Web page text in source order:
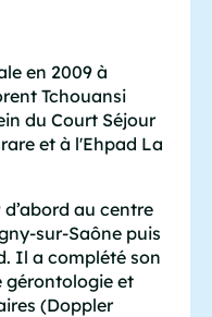
en 2009 à
Tchouansi
du Court Séjour
et à l'Ehpad La
au centre
sur-Saône puis
Il a complété son
gérontologie et
(Doppler